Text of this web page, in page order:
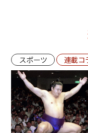
スポーツ 連載コ